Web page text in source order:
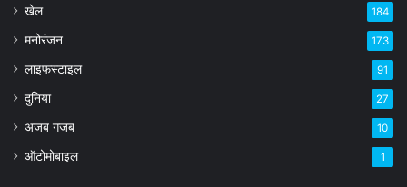
खेल 184
मनोरंजन 173
लाइफस्टाइल 91
दुनिया 27
अजब गजब 10
ऑटोमोबाइल 1